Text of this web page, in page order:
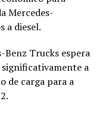
Mercedes-
a diesel.
Benz Trucks espera
a
de carga para a